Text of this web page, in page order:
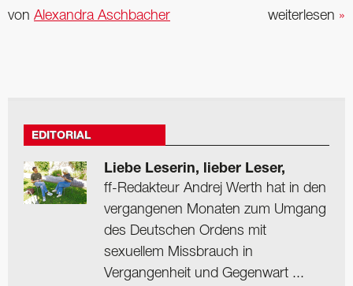
weiterlesen »
von Alexandra Aschbacher
EDITORIAL
Liebe Leserin, lieber Leser,
ff-Redakteur Andrej Werth hat in den
vergangenen Monaten zum Umgang
des Deutschen Ordens mit
sexuellem Missbrauch in
Vergangenheit und Gegenwart ...